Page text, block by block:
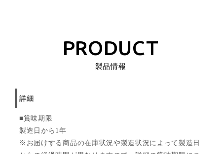
PRODUCT
製品情報
詳細
■賞味期限
製造日から1年
※お届けする商品の在庫状況や製造状況によって製造日